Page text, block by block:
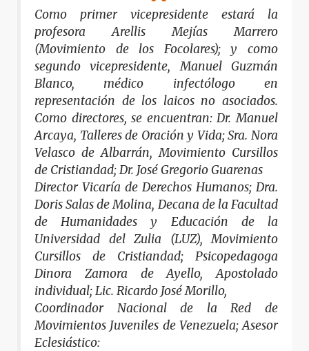
Como primer vicepresidente estará la
profesora Arellis Mejías Marrero
(Movimiento de los Focolares); y como
segundo vicepresidente, Manuel Guzmán
Blanco, médico infectólogo en
representación de los laicos no asociados.
Como directores, se encuentran: Dr. Manuel
Arcaya, Talleres de Oración y Vida; Sra. Nora
Velasco de Albarrán, Movimiento Cursillos
de Cristiandad; Dr. José Gregorio Guarenas
Director Vicaría de Derechos Humanos; Dra.
Doris Salas de Molina, Decana de la Facultad
de Humanidades y Educación de la
Universidad del Zulia (LUZ), Movimiento
Cursillos de Cristiandad; Psicopedagoga
Dinora Zamora de Ayello, Apostolado
individual; Lic. Ricardo José Morillo,
Coordinador Nacional de la Red de
Movimientos Juveniles de Venezuela; Asesor
Eclesiástico: